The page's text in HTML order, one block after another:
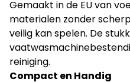
Gemaakt in de EU van
materialen zonder
veilig kan spelen. De
reiniging.
Compact en Handig